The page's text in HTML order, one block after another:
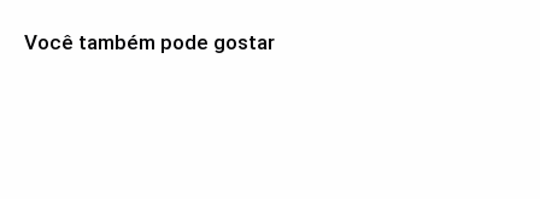
Você também pode gostar